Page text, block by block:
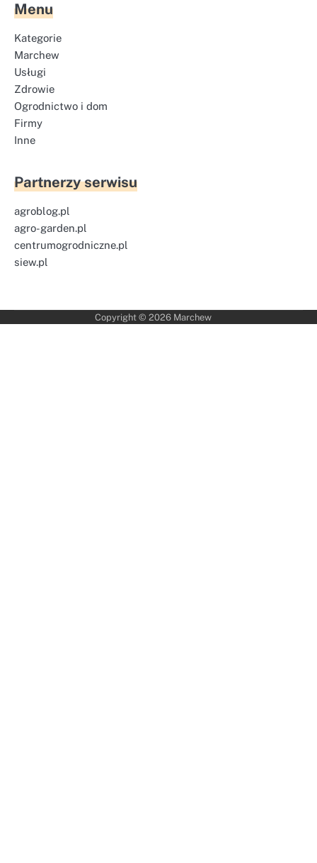
Menu
Kategorie
Marchew
Usługi
Zdrowie
Ogrodnictwo i dom
Firmy
Inne
Partnerzy serwisu
agroblog.pl
agro-garden.pl
centrumogrodniczne.pl
siew.pl
Copyright © 2026 Marchew